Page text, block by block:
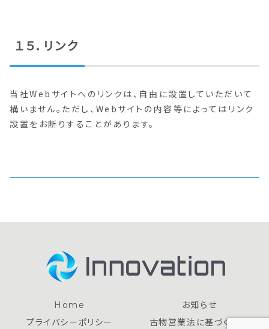
１５．リンク
当社Webサイトへのリンクは、自由に設置していただいて
構いません。ただし、Webサイトの内容等によってはリンク
設置をお断りすることがあります。
Home
お知らせ
プライバシーポリシー
古物営業法に基づく表記